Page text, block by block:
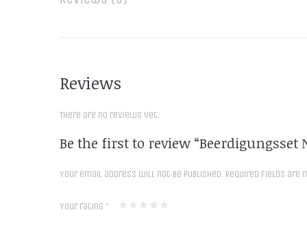
Reviews
There are no reviews yet.
Be the first to review “Beerdigungsset
Your email address will not be published. Required fields are
Your rating *